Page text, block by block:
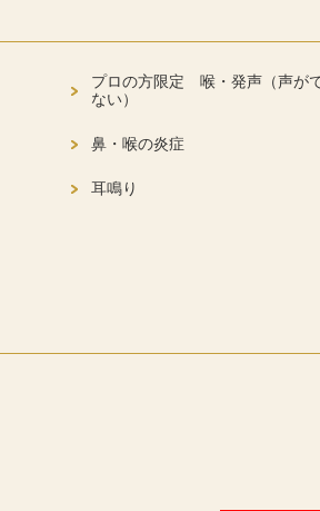
プロの方限定 喉・発声（声が
ない）
鼻・喉の炎症
耳鳴り